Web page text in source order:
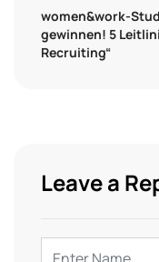
women&work-
gewinnen! 5
Recruiting“
Leave a